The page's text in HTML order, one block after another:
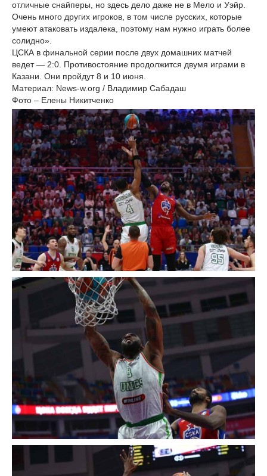
отличные снайперы, но здесь дело даже не в Мело и Уэйр.
Очень много других игроков, в том числе русских, которые
умеют атаковать издалека, поэтому нам нужно играть более
солидно».
ЦСКА в финальной серии после двух домашних матчей
ведет — 2:0. Противостояние продолжится двумя играми в
Казани. Они пройдут 8 и 10 июня.
Материал: News-w.org / Владимир Сабадаш
Фото – Елены Никитченко